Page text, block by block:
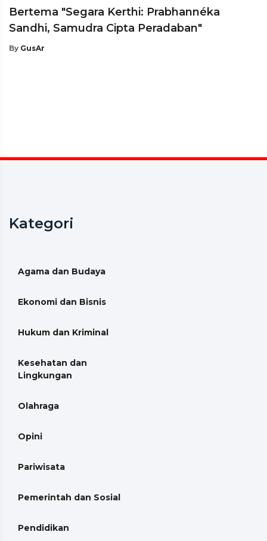
Bertema "Segara Kerthi: Prabhannéka
Sandhi, Samudra Cipta Peradaban"
By GusAr
Kategori
Agama dan Budaya
Ekonomi dan Bisnis
Hukum dan Kriminal
Kesehatan dan
Lingkungan
Olahraga
Opini
Pariwisata
Pemerintah dan Sosial
Pendidikan